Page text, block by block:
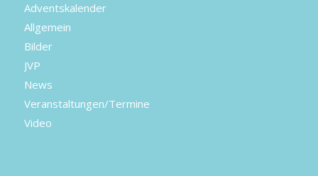
Adventskalender
Allgemein
Bilder
JVP
News
Veranstaltungen/Termine
Video